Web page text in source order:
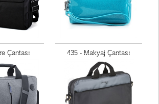
Çantası 435 - Makyaj Çantası
Fiyat isteyiniz